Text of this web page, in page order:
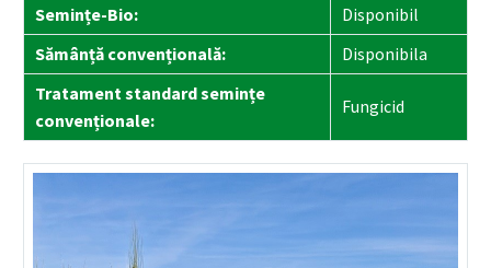
Semințe-Bio:
Disponibil
Sămânță convențională:
Disponibila
Tratament standard semințe
convenționale:
Fungicid